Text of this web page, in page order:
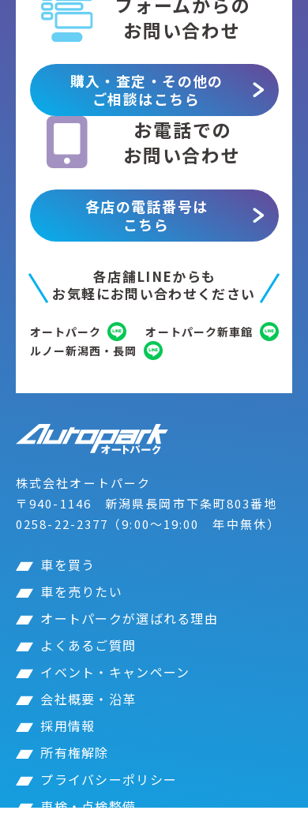
お問い合わせ
購入・査定・その他の
ご相談はこちら
お電話での
お問い合わせ
各店の電話番号は
こちら
各店舗LINEからも
お気軽にお問い合わせください
オートパーク
オートパーク新車館
ルノー新潟西・長岡
株式会社オートパーク
〒940-1146 新潟県長岡市下条町803番地
0258-22-2377 （9:00～19:00 年中無休）
車を買う
車を売りたい
オートパークが選ばれる理由
よくあるご質問
イベント・キャンペーン
会社概要・沿革
採用情報
所有権解除
プライバシーポリシー
車検・点検整備